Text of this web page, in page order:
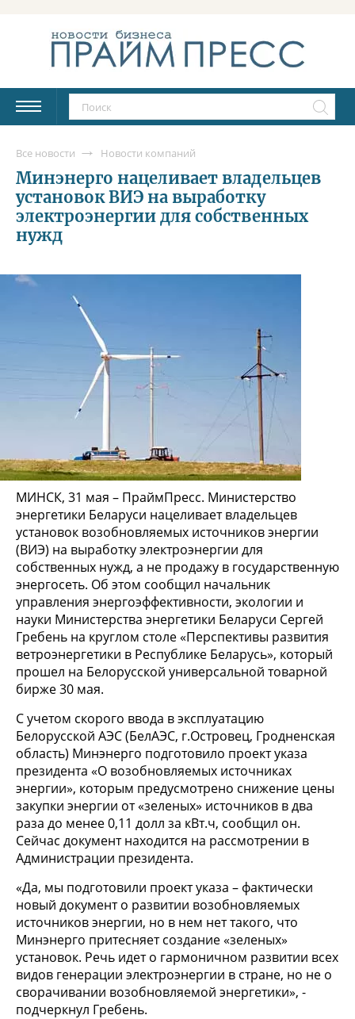
Все новости Новости компаний
Минэнерго нацеливает владельцев
установок ВИЭ на выработку
электроэнергии для собственных
нужд
МИНСК, 31 мая – ПраймПресс. Министерство
энергетики Беларуси нацеливает владельцев
установок возобновляемых источников энергии
(ВИЭ) на выработку электроэнергии для
собственных нужд, а не продажу в государственную
энергосеть. Об этом сообщил начальник
управления энергоэффективности, экологии и
науки Министерства энергетики Беларуси Сергей
Гребень на круглом столе «Перспективы развития
ветроэнергетики в Республике Беларусь», который
прошел на Белорусской универсальной товарной
бирже 30 мая.
С учетом скорого ввода в эксплуатацию
Белорусской АЭС (БелАЭС, г.Островец, Гродненская
область) Минэнерго подготовило проект указа
президента «О возобновляемых источниках
энергии», которым предусмотрено снижение цены
закупки энергии от «зеленых» источников в два
раза до менее 0,11 долл за кВт.ч, сообщил он.
Сейчас документ находится на рассмотрении в
Администрации президента.
«Да, мы подготовили проект указа – фактически
новый документ о развитии возобновляемых
источников энергии, но в нем нет такого, что
Минэнерго притесняет создание «зеленых»
установок. Речь идет о гармоничном развитии всех
видов генерации электроэнергии в стране, но не о
сворачивании возобновляемой энергетики», -
подчеркнул Гребень.